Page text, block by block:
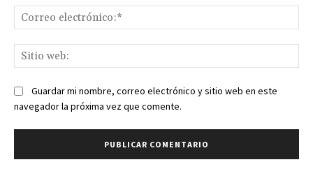
Guardar mi nombre, correo electrónico y sitio web en este
navegador la próxima vez que comente.